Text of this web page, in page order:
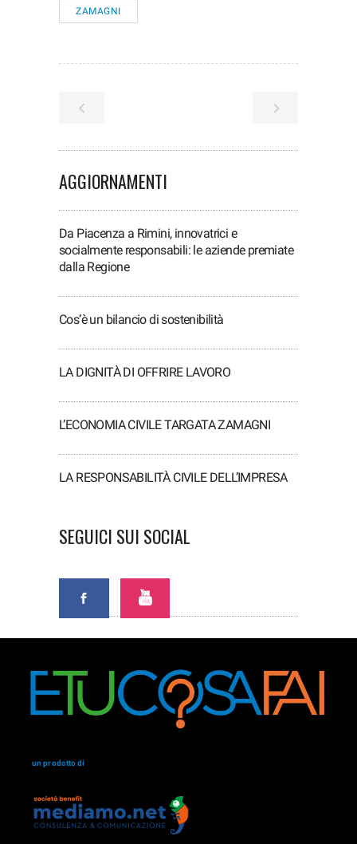
ZAMAGNI
AGGIORNAMENTI
Da Piacenza a Rimini, innovatrici e
socialmente responsabili: le aziende premiate
dalla Regione
Cos’è un bilancio di sostenibilità
LA DIGNITÀ DI OFFRIRE LAVORO
L’ECONOMIA CIVILE TARGATA ZAMAGNI
LA RESPONSABILITÀ CIVILE DELL’IMPRESA
SEGUICI SUI SOCIAL
un prodotto di